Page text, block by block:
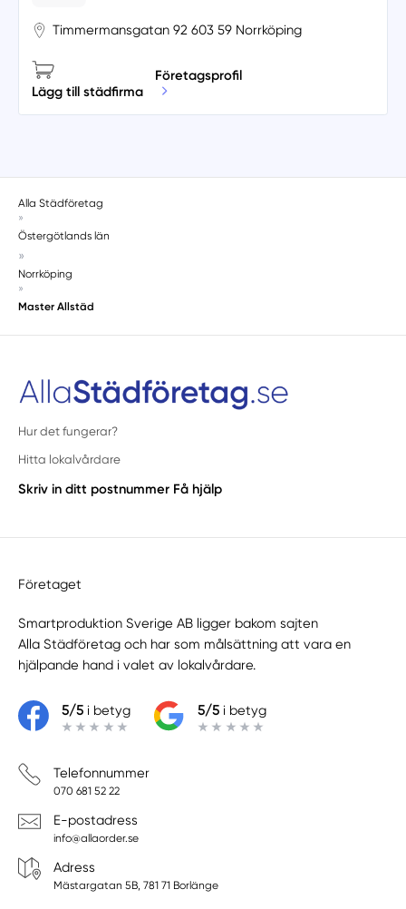
Timmermansgatan 92 603 59 Norrköping
Lägg till städfirma
Företagsprofil
Alla Städföretag
»
Östergötlands län
»
Norrköping
»
Master Allstäd
Hur det fungerar?
Hitta lokalvårdare
Skriv in ditt postnummer Få hjälp
Företaget
Smartproduktion Sverige AB ligger bakom sajten
Alla Städföretag och har som målsättning att vara en
hjälpande hand i valet av lokalvårdare.
5/5i betyg 5/5i betyg
Telefonnummer
070 681 52 22
E-postadress
info@allaorder.se
Adress
Mästargatan 5B, 781 71 Borlänge